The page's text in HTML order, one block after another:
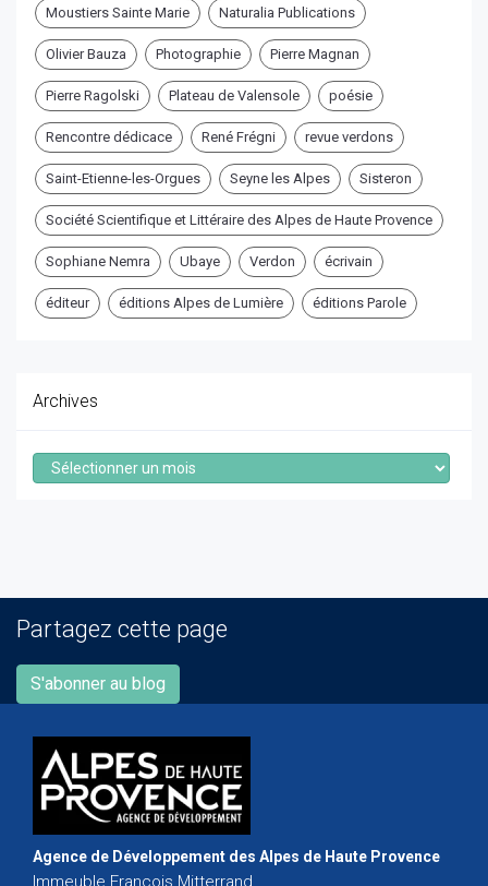
Moustiers Sainte Marie Naturalia Publications
Olivier Bauza Photographie Pierre Magnan
Pierre Ragolski Plateau de Valensole poésie
Rencontre dédicace René Frégni revue verdons
Saint-Etienne-les-Orgues Seyne les Alpes Sisteron
Société Scientifique et Littéraire des Alpes de Haute Provence
Sophiane Nemra Ubaye Verdon écrivain
éditeur éditions Alpes de Lumière éditions Parole
Archives
Archives
Partagez cette page
S'abonner au blog
Agence de Développement des Alpes de Haute Provence
Immeuble François Mitterrand